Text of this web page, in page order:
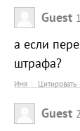
Guest
а если
штрафа?
Имя Цитировать
Guest